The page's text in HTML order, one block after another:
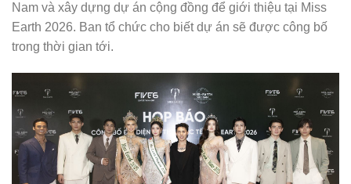
Nam và xây dựng dự án cộng đồng để giới thiệu tại Miss
Earth 2026. Ban tổ chức cho biết dự án sẽ được công bố
trong thời gian tới.